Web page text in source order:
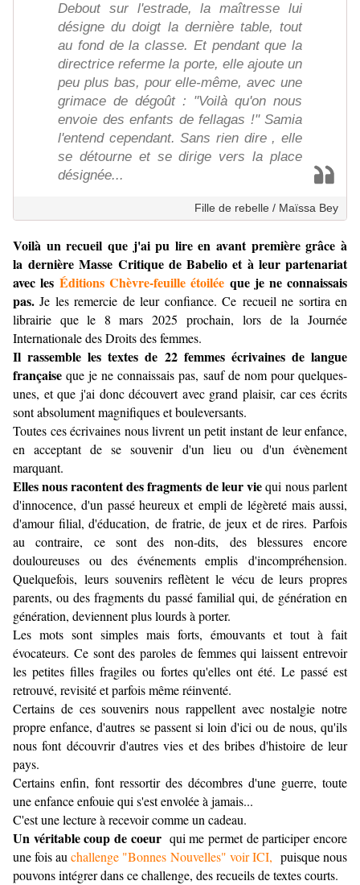
Debout sur l'estrade, la maîtresse lui
désigne du doigt la dernière table, tout
au fond de la classe. Et pendant que la
directrice referme la porte, elle ajoute un
peu plus bas, pour elle-même, avec une
grimace de dégoût : "Voilà qu'on nous
envoie des enfants de fellagas !" Samia
l'entend cependant. Sans rien dire , elle
se détourne et se dirige vers la place
désignée...
Fille de rebelle / Maïssa Bey
Voilà un recueil que j'ai pu lire en avant première grâce à
la dernière Masse Critique de Babelio et à leur partenariat
avec les Éditions Chèvre-feuille étoilée que je ne connaissais
pas. Je les remercie de leur confiance. Ce recueil ne sortira en
librairie que le 8 mars 2025 prochain, lors de la Journée
Internationale des Droits des femmes.
Il rassemble les textes de 22 femmes écrivaines de langue
française que je ne connaissais pas, sauf de nom pour quelques-
unes, et que j'ai donc découvert avec grand plaisir, car ces écrits
sont absolument magnifiques et bouleversants.
Toutes ces écrivaines nous livrent un petit instant de leur enfance,
en acceptant de se souvenir d'un lieu ou d'un évènement
marquant.
Elles nous racontent des fragments de leur viequi nous parlent
d'innocence, d'un passé heureux et empli de légèreté mais aussi,
d'amour filial, d'éducation, de fratrie, de jeux et de rires. Parfois
au contraire, ce sont des non-dits, des blessures encore
douloureuses ou des événements emplis d'incompréhension.
Quelquefois, leurs souvenirs reflètent le vécu de leurs propres
parents, ou des fragments du passé familial qui, de génération en
génération, deviennent plus lourds à porter.
Les mots sont simples mais forts, émouvants et tout à fait
évocateurs. Ce sont des paroles de femmes qui laissent entrevoir
les petites filles fragiles ou fortes qu'elles ont été. Le passé est
retrouvé, revisité et parfois même réinventé.
Certains de ces souvenirs nous rappellent avec nostalgie notre
propre enfance, d'autres se passent si loin d'ici ou de nous, qu'ils
nous font découvrir d'autres vies et des bribes d'histoire de leur
pays.
Certains enfin, font ressortir des décombres d'une guerre, toute
une enfance enfouie qui s'est envolée à jamais...
C'est une lecture à recevoir comme un cadeau.
Un véritable coup de coeur qui me permet de participer encore
une fois auchallenge "Bonnes Nouvelles" voir ICI, puisque nous
pouvons intégrer dans ce challenge, des recueils de textes courts.